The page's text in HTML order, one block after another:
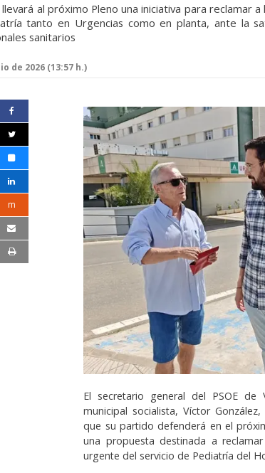
llevará al próximo Pleno una iniciativa para reclamar
tanto en Urgencias como en planta, ante la
sanitarios
de 2026 (13:57 h.)
m
El secretario general del PSOE
municipal socialista, Víctor
que su partido defenderá en el
una propuesta destinada a
urgente del servicio de Pediatría del